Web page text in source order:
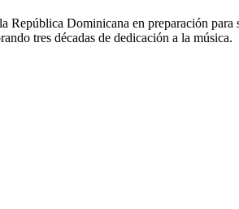
Dominicana en preparación
tres décadas de dedicación a la música.